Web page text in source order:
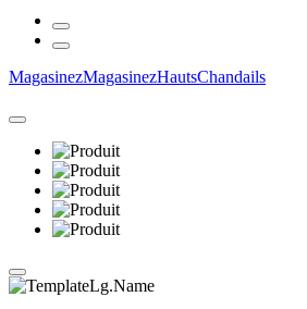
MagasinezMagasinezHautsChandails